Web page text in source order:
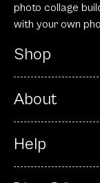
photo collage
with your own
Shop
About
Help